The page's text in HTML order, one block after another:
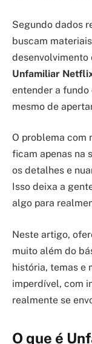
Segundo dados
buscam
desenvolvimento
Unfamiliar
entender a fundo
mesmo de
O problema com
ficam apenas na
os detalhes e
Isso deixa a
algo para
Neste artigo,
muito além do
história, temas e
imperdível, com
realmente se
O que é